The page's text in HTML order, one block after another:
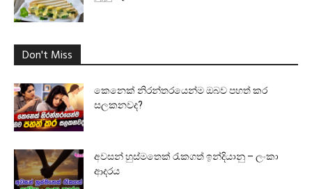
Don't Miss
කෙනෙක් නිරන්තරයෙන්ම ඔබව පහත් කර
සලකනවද?
අවසන් හුස්මතෙක් රැකගත් ඉන්දියානු – ලංකා
ආදරය